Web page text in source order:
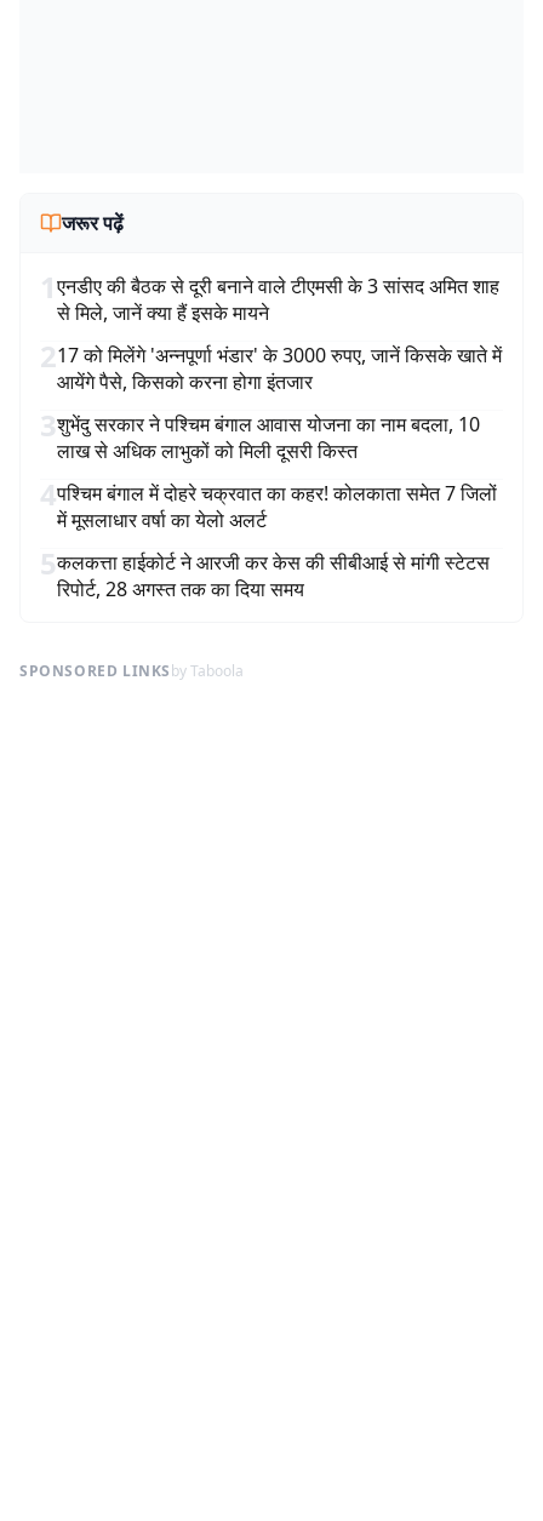
जरूर पढ़ें
1एनडीए की बैठक से दूरी बनाने वाले टीएमसी के 3 सांसद अमित शाह
से मिले, जानें क्या हैं इसके मायने
217 को मिलेंगे 'अन्नपूर्णा भंडार' के 3000 रुपए, जानें किसके खाते में
आयेंगे पैसे, किसको करना होगा इंतजार
3शुभेंदु सरकार ने पश्चिम बंगाल आवास योजना का नाम बदला, 10
लाख से अधिक लाभुकों को मिली दूसरी किस्त
4पश्चिम बंगाल में दोहरे चक्रवात का कहर! कोलकाता समेत 7 जिलों
में मूसलाधार वर्षा का येलो अलर्ट
5कलकत्ता हाईकोर्ट ने आरजी कर केस की सीबीआई से मांगी स्टेटस
रिपोर्ट, 28 अगस्त तक का दिया समय
SPONSORED LINKSby Taboola